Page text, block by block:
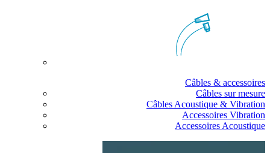
Câbles & accessoires
Câbles sur mesure
Câbles Acoustique & Vibration
Accessoires Vibration
Accessoires Acoustique